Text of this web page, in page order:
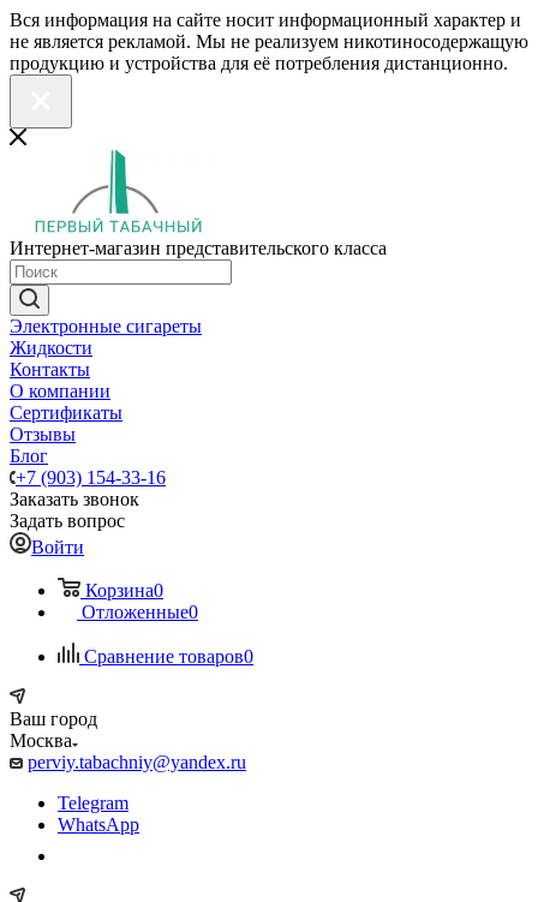
Вся информация на сайте носит информационный характер и
не является рекламой. Мы не реализуем никотиносодержащую
продукцию и устройства для её потребления дистанционно.
Интернет-магазин представительского класса
Электронные сигареты
Жидкости
Контакты
О компании
Сертификаты
Отзывы
Блог
+7 (903) 154-33-16
Заказать звонок
Задать вопрос
Войти
Корзина0
Отложенные0
Сравнение товаров0
Ваш город
Москва
perviy.tabachniy@yandex.ru
Telegram
WhatsApp